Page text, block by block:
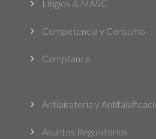
5 Litigios & MASC
5 Competencia y Consumo
5 Compliance
5 Antipiratería y
5 Asuntos Regulatorios